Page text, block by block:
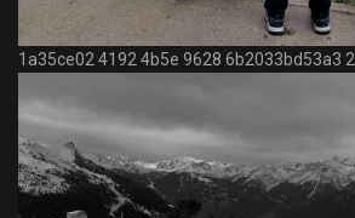
1a35ce02 4192 4b5e 9628 6b2033bd53a3 2